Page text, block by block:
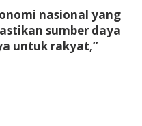
nasional yang
sumber daya
untuk rakyat,”